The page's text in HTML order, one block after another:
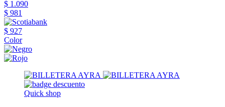
$ 1.090
$ 981
$ 927
Color
Quick shop